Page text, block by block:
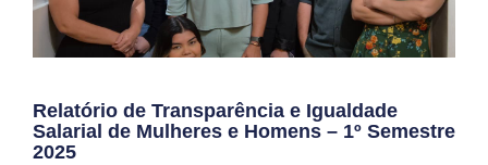
Relatório de Transparência e Igualdade
Salarial de Mulheres e Homens – 1º Semestre
2025